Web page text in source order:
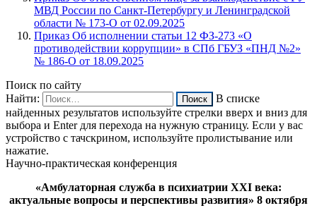
МВД России по Санкт-Петербургу и Ленинградской
области № 173-О от 02.09.2025
Приказ Об исполнении статьи 12 ФЗ-273 «О
противодействии коррупции» в СПб ГБУЗ «ПНД №2»
№ 186-О от 18.09.2025
Поиск по сайту
Найти:
В списке
найденных результатов используйте стрелки вверх и вниз для
выбора и Enter для перехода на нужную страницу. Если у вас
устройство с тачскрином, используйте пролистывание или
нажатие.
Научно-практическая конференция
«Амбулаторная служба в психиатрии XXI века:
актуальные вопросы и перспективы развития» 8 октября